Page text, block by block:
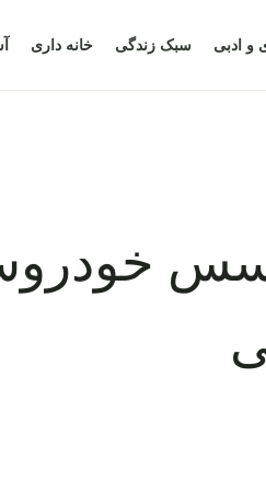
و ادبی سبک زندگی خانه داری